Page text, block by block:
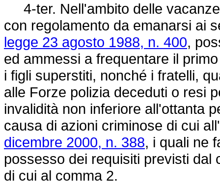
4-ter. Nell'ambito delle
con regolamento da emanarsi ai
legge 23 agosto 1988, n. 400,
ed ammessi a frequentare il
i figli superstiti, nonché i fratelli,
alle Forze polizia deceduti o resi
invalidità non inferiore all'ottanta
causa di azioni criminose di cui
dicembre 2000, n. 388, i quali ne
possesso dei requisiti previsti dal
di cui al comma 2.